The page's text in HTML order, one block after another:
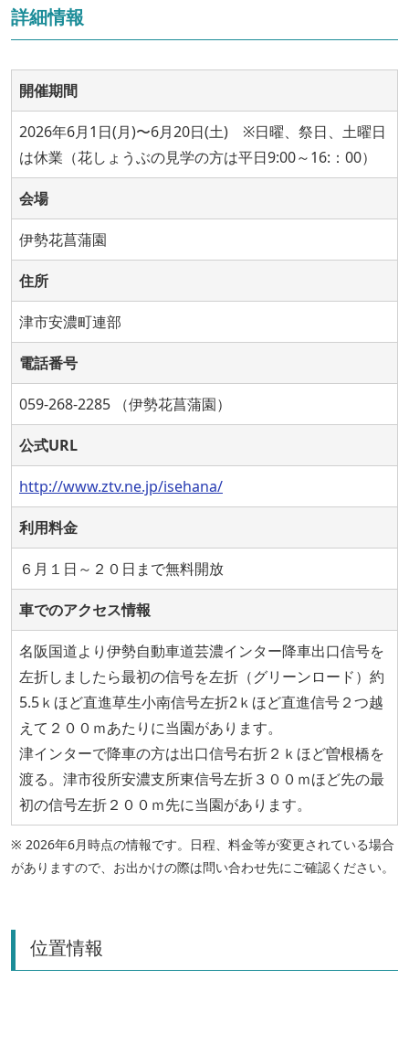
詳細情報
開催期間
2026年6月1日(月)〜6月20日(土) ※日曜、祭日、土曜日
は休業（花しょうぶの見学の方は平日9:00～16:：00）
会場
伊勢花菖蒲園
住所
津市安濃町連部
電話番号
059-268-2285 （伊勢花菖蒲園）
公式URL
http://www.ztv.ne.jp/isehana/
利用料金
６月１日～２０日まで無料開放
車でのアクセス情報
名阪国道より伊勢自動車道芸濃インター降車出口信号を
左折しましたら最初の信号を左折（グリーンロード）約
5.5ｋほど直進草生小南信号左折2ｋほど直進信号２つ越
えて２００ｍあたりに当園があります。
津インターで降車の方は出口信号右折２ｋほど曽根橋を
渡る。津市役所安濃支所東信号左折３００ｍほど先の最
初の信号左折２００ｍ先に当園があります。
※ 2026年6月時点の情報です。日程、料金等が変更されている場合
がありますので、お出かけの際は問い合わせ先にご確認ください。
位置情報